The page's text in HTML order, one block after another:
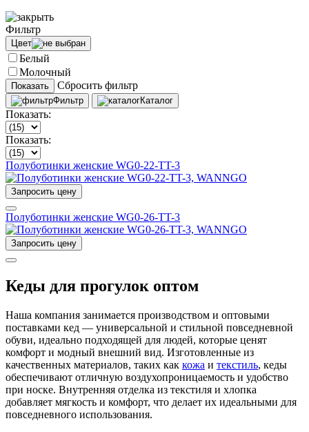
Фильтр
Цвет
Белый
Молочный
Показать Сбросить фильтр
Фильтр Каталог
Показать:
Показать:
Полуботинки женские WG0-22-TT-3
Запросить цену
Полуботинки женские WG0-26-TT-3
Запросить цену
Кеды для прогулок оптом
Наша компания занимается производством и оптовыми
поставками кед — универсальной и стильной повседневной
обуви, идеально подходящей для людей, которые ценят
комфорт и модный внешний вид. Изготовленные из
качественных материалов, таких как кожа и текстиль, кеды
обеспечивают отличную воздухопроницаемость и удобство
при носке. Внутренняя отделка из текстиля и хлопка
добавляет мягкость и комфорт, что делает их идеальными для
повседневного использования.